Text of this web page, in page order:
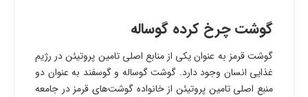
گوشت چرخ کرده گوساله
گوشت قرمز به عنوان یکی از منابع اصلی تامین پروتیئن در رژیم
غذایی انسان وجود دارد. گوشت گوساله و گوسفند به عنوان دو
منبع اصلی تامین پروتیئن از خانواده گوشت‌های قرمز در جامعه